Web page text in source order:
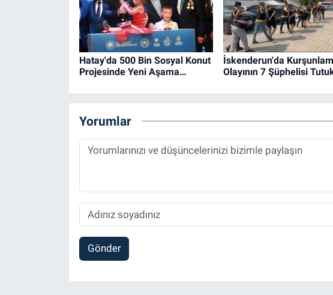
Hatay'da 500 Bin Sosyal Konut
Projesinde Yeni Aşama…
İskenderun'da
Olayının 7 Şüphelisi
Yorumlar
Gönder